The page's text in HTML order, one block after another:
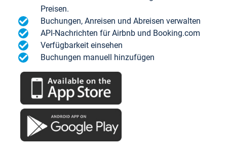
Preisen.
Buchungen, Anreisen und Abreisen verwalten
API-Nachrichten für Airbnb und Booking.com
Verfügbarkeit einsehen
Buchungen manuell hinzufügen